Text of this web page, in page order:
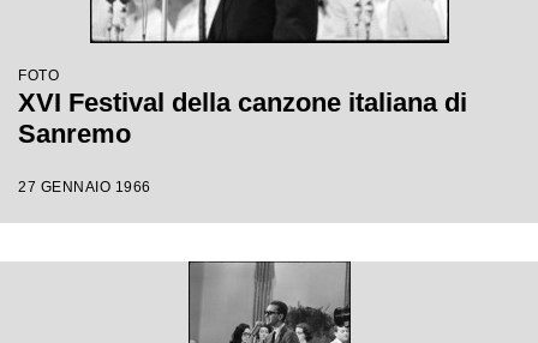
FOTO
XVI Festival della canzone italiana di
Sanremo
27 GENNAIO 1966